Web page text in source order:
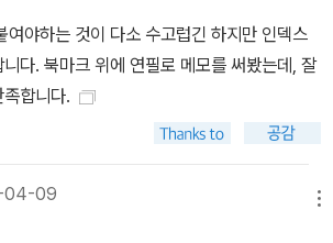
여야하는 것이 다소 수고럽긴 하지만 인덱스
다. 북마크 위에 연필로 메모를 써봤는데, 잘
합니다.
04-09